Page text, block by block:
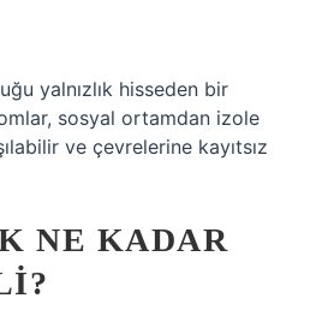
yalnızlık hisseden bir
sosyal ortamdan izole
ve çevrelerine kayıtsız
NE KADAR